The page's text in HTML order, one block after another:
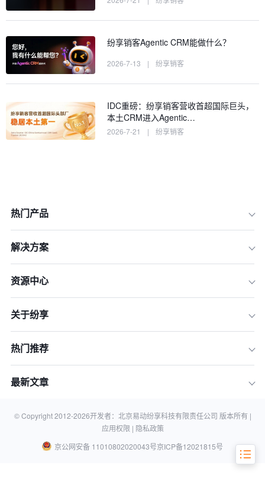
家
智能助手
结语
纷享销客Agentic CRM能做什么？
2026-7-13 | 纷享销客
IDC重磅：纷享销客营收首超国际巨头，
本土CRM进入Agentic…
2026-7-21 | 纷享销客
热门产品
解决方案
资源中心
关于纷享
热门推荐
最新文章
© Copyright 2012-2026开发者：北京易动纷享科技有限责任公司 版本所有 |
应用权限 | 隐私政策
京公网安备 11010802020043号京ICP备12021815号